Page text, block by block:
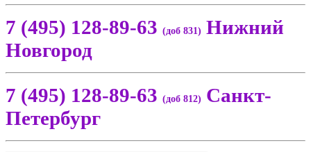
7 (495) 128-89-63 (доб 831) Нижний
Новгород
7 (495) 128-89-63 (доб 812) Санкт-
Петербург